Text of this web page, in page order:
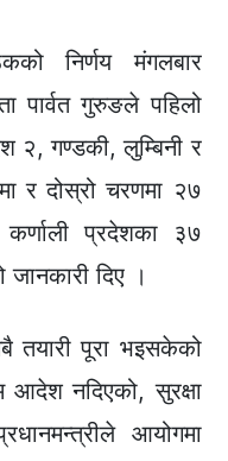
निर्णय मंगलबार
पार्वत गुरुङले पहिलो
२, गण्डकी, लुम्बिनी र
र दोस्रो चरणमा २७
प्रदेशका ३७
जानकारी दिए ।
तयारी पूरा भइसकेको
नदिएको, सुरक्षा
आयोगमा